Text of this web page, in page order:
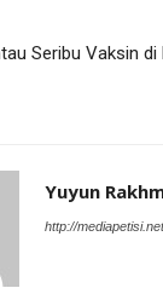
Seribu Vaksin
Yuyun
http://mediapetisi.net